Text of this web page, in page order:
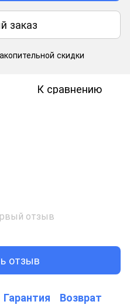
заказ
скидки
К сравнению
отзыв
отзыв
Гарантия Возврат